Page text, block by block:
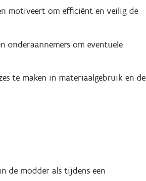
motiveert om efficiënt en veilig de
onderaannemers om eventuele
te maken in materiaalgebruik en de
de modder als tijdens een